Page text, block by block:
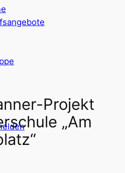
Projekt
„Am